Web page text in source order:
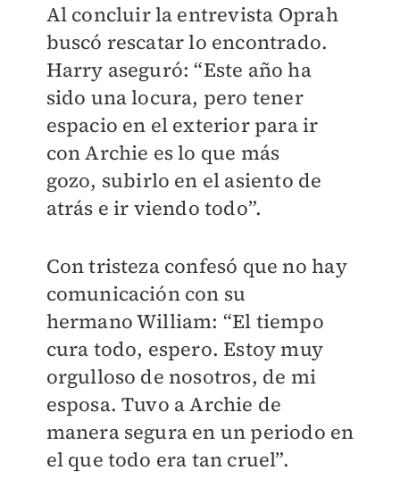
Al concluir la entrevista Oprah
buscó rescatar lo encontrado.
Harry aseguró: “Este año ha
sido una locura, pero tener
espacio en el exterior para ir
con Archie es lo que más
gozo, subirlo en el asiento de
atrás e ir viendo todo”.
Con tristeza confesó que no hay
comunicación con su
hermano William: “El tiempo
cura todo, espero. Estoy muy
orgulloso de nosotros, de mi
esposa. Tuvo a Archie de
manera segura en un periodo en
el que todo era tan cruel”.